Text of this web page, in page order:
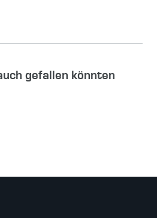
gefallen könnten